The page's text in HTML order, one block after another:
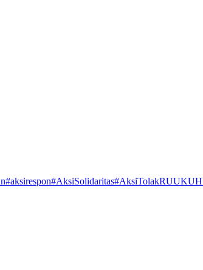
#aksirespon#AksiSolidaritas